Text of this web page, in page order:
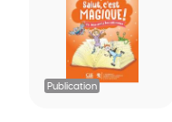
Publication